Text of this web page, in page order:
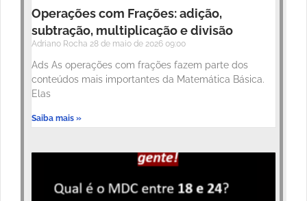
Operações com Frações: adição,
subtração, multiplicação e divisão
Adriano Rocha 28 de maio de 2026 09:00
Ads As operações com frações fazem parte dos
conteúdos mais importantes da Matemática Básica.
Elas
Saiba mais »